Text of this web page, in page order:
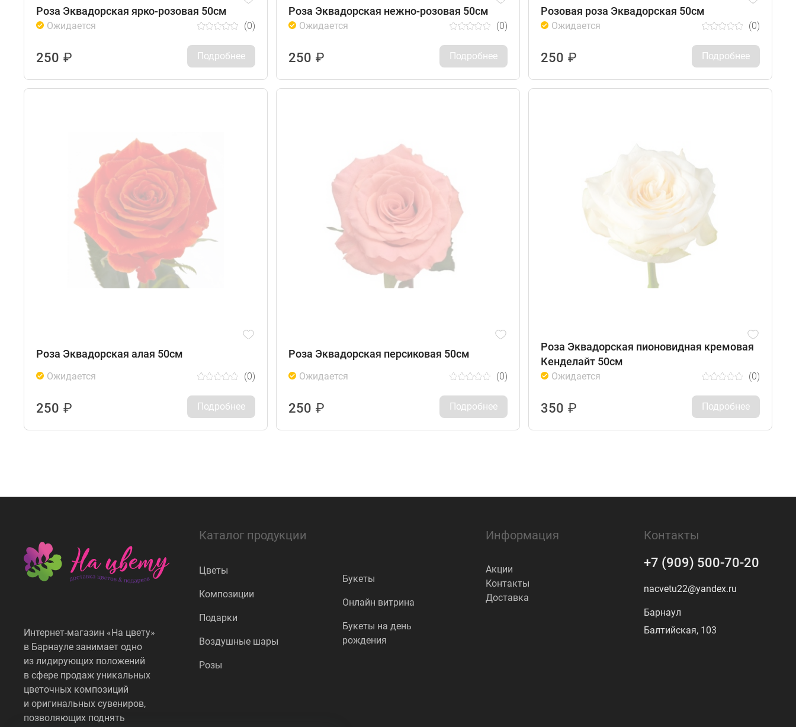
Роза Эквадорская ярко-розовая 50см
Ожидается (0)
250 ₽ Подробнее
Роза Эквадорская нежно-розовая 50см
Ожидается (0)
250 ₽ Подробнее
Розовая роза Эквадорская 50см
Ожидается (0)
250 ₽ Подробнее
Роза Эквадорская алая 50см
Ожидается (0)
250 ₽ Подробнее
Роза Эквадорская персиковая 50см
Ожидается (0)
250 ₽ Подробнее
Роза Эквадорская пионовидная кремовая
Кенделайт 50см
Ожидается (0)
350 ₽ Подробнее
Интернет-магазин «На цвету»
в Барнауле занимает одно
из лидирующих положений
в сфере продаж уникальных
цветочных композиций
и оригинальных сувениров,
позволяющих поднять
Каталог продукции
Цветы
Композиции
Подарки
Воздушные шары
Розы
Букеты
Онлайн витрина
Букеты на день
рождения
Информация
Акции
Контакты
Доставка
Контакты
+7 (909) 500-70-20
nacvetu22@yandex.ru
Барнаул
Балтийская, 103